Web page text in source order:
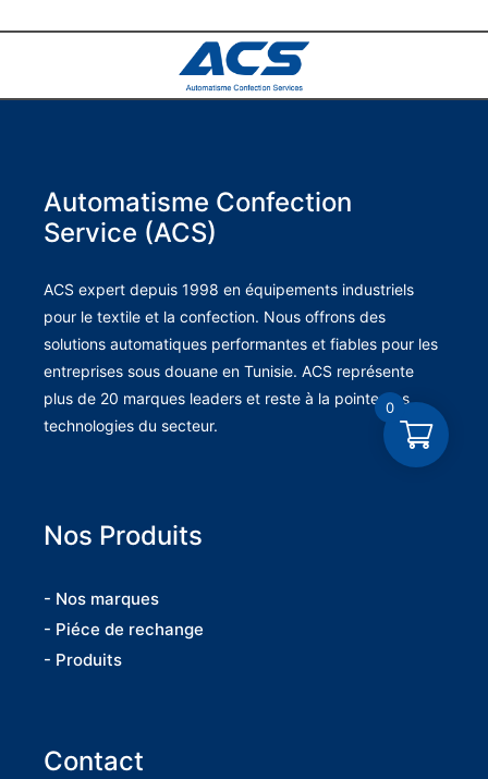
Automatisme Confection
Service (ACS)
ACS expert depuis 1998 en équipements industriels
pour le textile et la confection. Nous offrons des
solutions automatiques performantes et fiables pour les
entreprises sous douane en Tunisie. ACS représente
plus de 20 marques leaders et reste à la pointe des
technologies du secteur.
Nos Produits
- Nos marques
- Piéce de rechange
- Produits
Contact
0